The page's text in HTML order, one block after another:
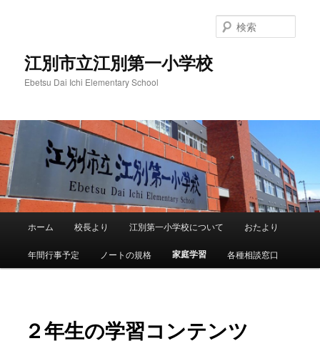
へ
江別市立江別第一小学校
Ebetsu Dai Ichi Elementary School
索
メ
ホーム 校長より 江別第一小学校について おたより
年間行事予定 ノートの規格 家庭学習 各種相談窓口
２年生の学習コンテンツ